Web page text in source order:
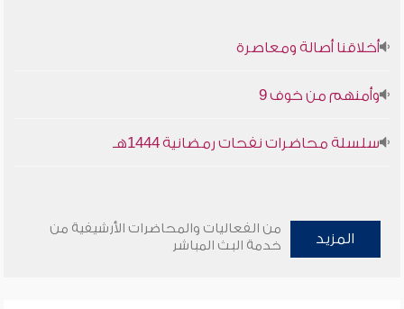
أخلاقنا أصالة ومعاصرة
وأمنهم من خوف 9
سلسلة محاضرات نفحات رمضانية 1444هـ
المزيد
من الفعاليات والمحاضرات الأرشيفية من
خدمة البث المباشر